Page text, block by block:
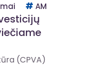
AM
(CPVA)